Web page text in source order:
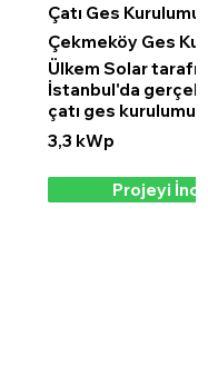
Çatı Ges Kurulumu
Çekmeköy Ges
Ülkem Solar
İstanbul'da
çatı ges kurulumu
3,3 kWp
Projeyi